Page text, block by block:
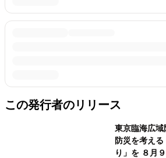
この発行者のリリース
東京臨海広
防災を考え
り」を ８月